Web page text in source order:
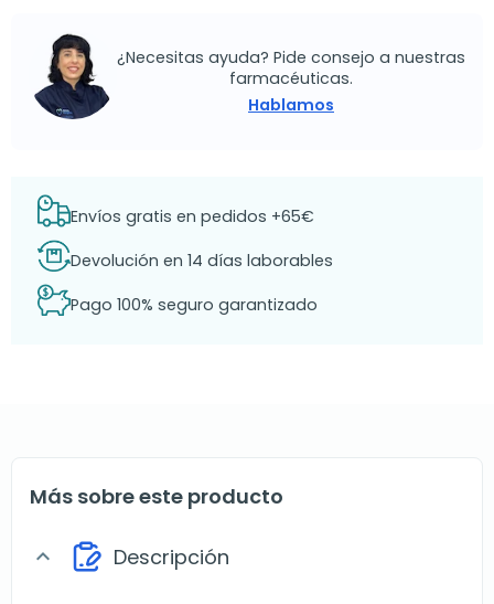
¿Necesitas ayuda? Pide consejo a nuestras
farmacéuticas.
Hablamos
Envíos gratis en pedidos +65€
Devolución en 14 días laborables
Pago 100% seguro garantizado
Más sobre este producto
expand_more Descripción